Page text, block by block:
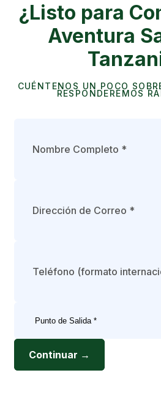
¿Listo para
Aventura
CUÉNTENOS UN POCO
RESPONDEREMOS
Continuar →